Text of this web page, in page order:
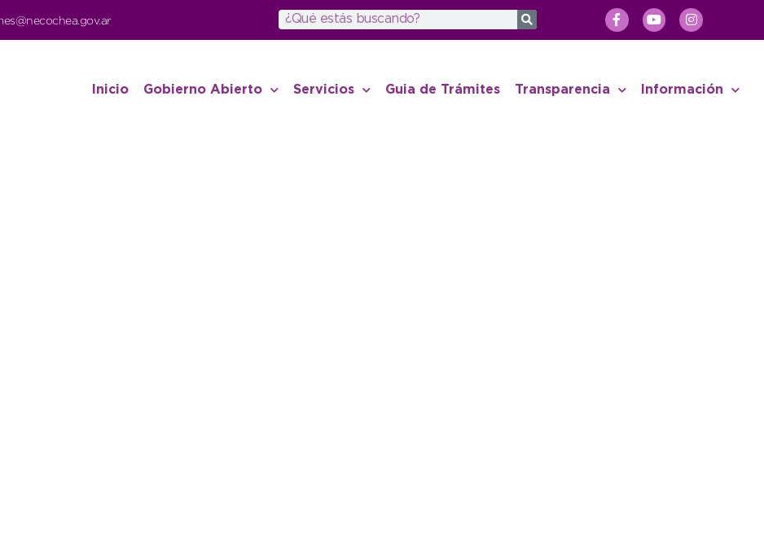
Inicio Gobierno Abierto Servicios Guia de Trámites Transparencia Información